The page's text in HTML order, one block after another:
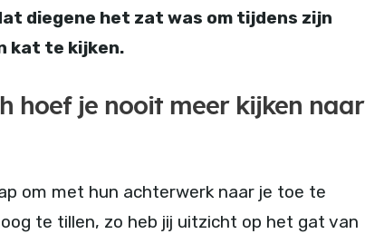
diegene het zat was om tijdens zijn
kat te kijken.
hoef je nooit meer kijken naar
om met hun achterwerk naar je toe te
te tillen, zo heb jij uitzicht op het gat van